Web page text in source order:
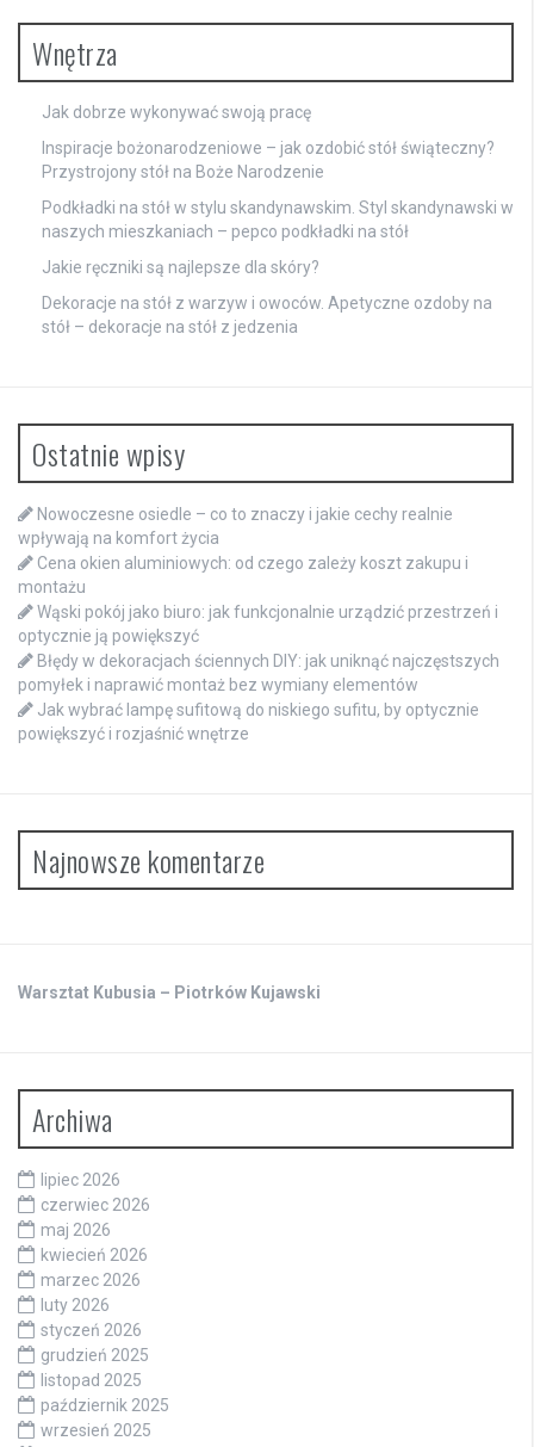
Wnętrza
Jak dobrze wykonywać swoją pracę
Inspiracje bożonarodzeniowe – jak ozdobić stół świąteczny?
Przystrojony stół na Boże Narodzenie
Podkładki na stół w stylu skandynawskim. Styl skandynawski w
naszych mieszkaniach – pepco podkładki na stół
Jakie ręczniki są najlepsze dla skóry?
Dekoracje na stół z warzyw i owoców. Apetyczne ozdoby na
stół – dekoracje na stół z jedzenia
Ostatnie wpisy
Nowoczesne osiedle – co to znaczy i jakie cechy realnie
wpływają na komfort życia
Cena okien aluminiowych: od czego zależy koszt zakupu i
montażu
Wąski pokój jako biuro: jak funkcjonalnie urządzić przestrzeń i
optycznie ją powiększyć
Błędy w dekoracjach ściennych DIY: jak uniknąć najczęstszych
pomyłek i naprawić montaż bez wymiany elementów
Jak wybrać lampę sufitową do niskiego sufitu, by optycznie
powiększyć i rozjaśnić wnętrze
Najnowsze komentarze
Warsztat Kubusia – Piotrków Kujawski
Archiwa
lipiec 2026
czerwiec 2026
maj 2026
kwiecień 2026
marzec 2026
luty 2026
styczeń 2026
grudzień 2025
listopad 2025
październik 2025
wrzesień 2025